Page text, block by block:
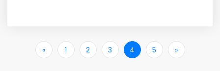
« 1 2 3 4 5 » Son